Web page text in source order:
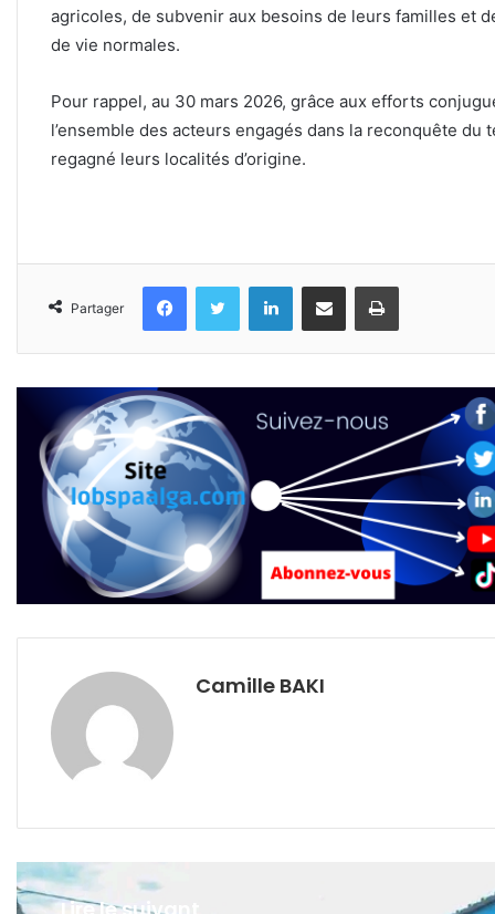
agricoles, de subvenir aux besoins de leurs familles et
de vie normales.
Pour rappel, au 30 mars 2026, grâce aux efforts
l’ensemble des acteurs engagés dans la reconquête
regagné leurs localités d’origine.
Partager
FacebookTwitter LinkedinPartager par email Imprimer
Camille BAKI